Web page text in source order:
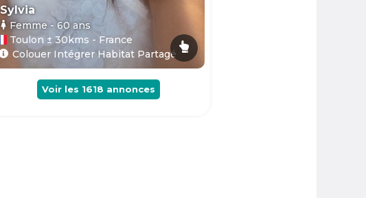
Sylvia
Femme - 60ans
Toulon ± 30kms - France
Colouer Intégrer Habitat Partagé
Voir les 1618 annonces